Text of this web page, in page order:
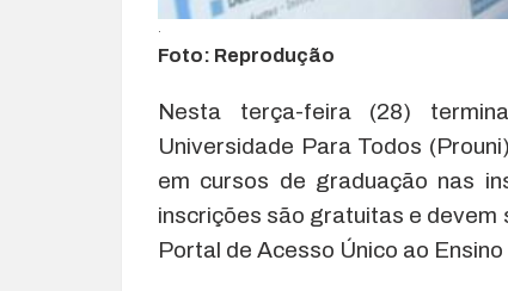
Foto: Reprodução
Nesta terça-feira (28)
Universidade Para Todos
em cursos de graduação nas
inscrições são gratuitas e
Portal de Acesso Único ao Ensino